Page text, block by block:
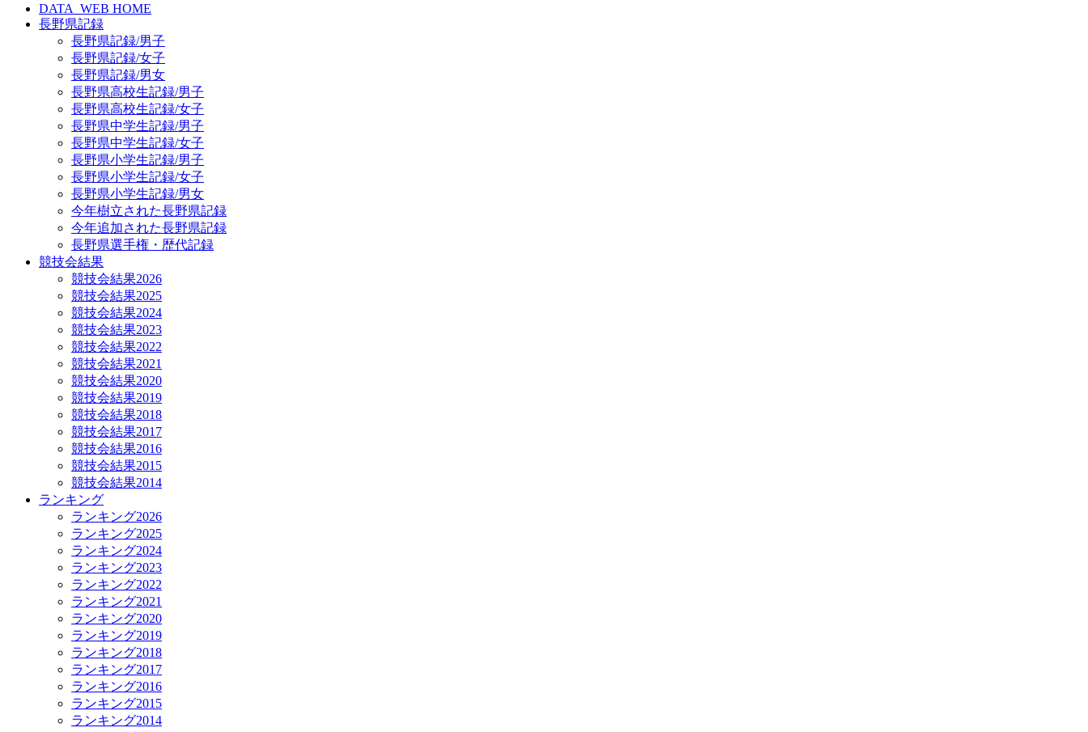
DATA_WEB HOME
長野県記録
長野県記録/男子
長野県記録/女子
長野県記録/男女
長野県高校生記録/男子
長野県高校生記録/女子
長野県中学生記録/男子
長野県中学生記録/女子
長野県小学生記録/男子
長野県小学生記録/女子
長野県小学生記録/男女
今年樹立された長野県記録
今年追加された長野県記録
長野県選手権・歴代記録
競技会結果
競技会結果2026
競技会結果2025
競技会結果2024
競技会結果2023
競技会結果2022
競技会結果2021
競技会結果2020
競技会結果2019
競技会結果2018
競技会結果2017
競技会結果2016
競技会結果2015
競技会結果2014
ランキング
ランキング2026
ランキング2025
ランキング2024
ランキング2023
ランキング2022
ランキング2021
ランキング2020
ランキング2019
ランキング2018
ランキング2017
ランキング2016
ランキング2015
ランキング2014